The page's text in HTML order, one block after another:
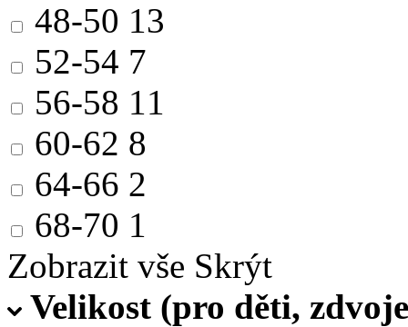
48-50 13
52-54 7
56-58 11
60-62 8
64-66 2
68-70 1
Zobrazit vše Skrýt
Velikost (pro děti,